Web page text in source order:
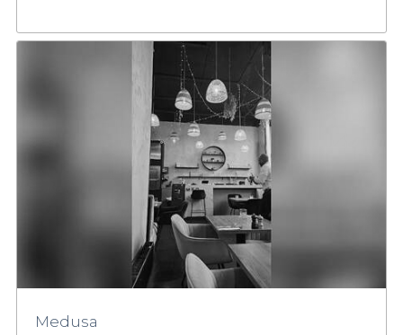
Medusa